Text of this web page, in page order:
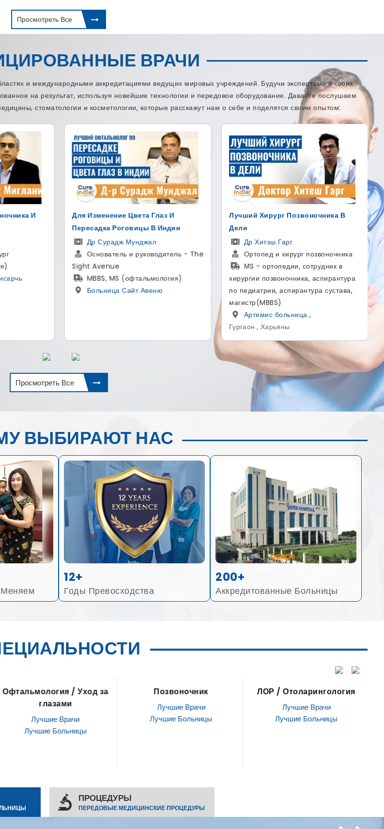
Просмотреть Все
ВРАЧИ
и международными аккредитациями ведущих мировых учреждений. Будучи экспертами в своих
на результат, используя новейшие технологии и передовое оборудование. Давайте послушаем
стоматологии и косметологии, которые расскажут нам о себе и поделятся своим опытом:
И
- The
Лучший Хирург Позвоночника В
Дели
Др Хитэш Гарг
Ортопед и хирург позвоночника
МS - ортопедии, сотрудник в
хирургии позвоночника, аспирантура
по педиатрии, аспирантура сустава,
Надувной протез полового члена
AMS 700 для лечения ЭД
Доктор Гаутам Банга
Уролог и андролог
MBBS, MS - Общая хирургия,
MCh - Урология
больница SCI,
Дели , Дели
Просмотреть Все
ВЫБИРАЮТ НАС
12+
Годы Превосходства
200+
Аккредитованные Больницы
за
Позвоночник
Лучшие Врачи
Лучшие Больницы
ЛОР / Отоларингология
Лучшие Врачи
Лучшие Больницы
Стволовые клетки
Лучшие Врачи
Лучшие Больницы
ПРОЦЕДУРЫ
ПЕРЕДОВЫЕ МЕДИЦИНСКИЕ ПРОЦЕДУРЫ